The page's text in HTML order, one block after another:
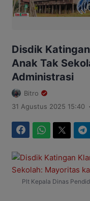
Disdik
Anak Tak
Administrasi
Bitro
31 Agustus 2025 15:40 .
Plt Kepala Dinas